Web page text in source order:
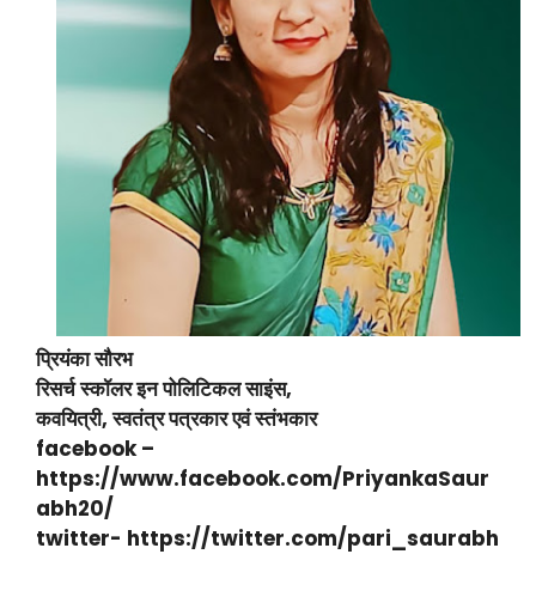
प्रियंका सौरभ
रिसर्च स्कॉलर इन पोलिटिकल साइंस,
कवयित्री, स्वतंत्र पत्रकार एवं स्तंभकार
facebook –
https://www.facebook.com/PriyankaSaur
abh20/
twitter- https://twitter.com/pari_saurabh